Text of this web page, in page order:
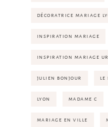
DÉCORATRICE MARIAGE
INSPIRATION MARIAGE
INSPIRATION MARIAGE
JULIEN BONJOUR LE
LYON MADAME C
MARIAGE EN VILLE